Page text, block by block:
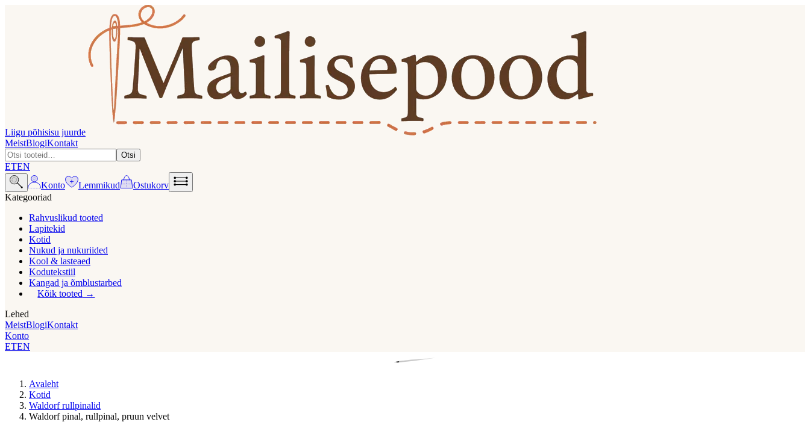
Liigu põhisisu juurde
MeistBlogiKontakt
Otsi
ETEN
Konto
Lemmikud
Ostukorv
Kategooriad
Rahvuslikud tooted
Lapitekid
Kotid
Nukud ja nukuriided
Kool & lasteaed
Kodutekstiil
Kangad ja õmblustarbed
Kõik tooted
Lehed
MeistBlogiKontakt
Konto
ETEN
Avaleht
Kotid
Waldorf rullpinalid
Waldorf pinal, rullpinal, pruun velvet